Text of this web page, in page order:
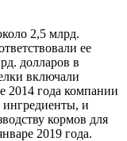
2,5 млрд.
ее
долларов в
включали
2014 года компании
и
кормов для
2019 года.